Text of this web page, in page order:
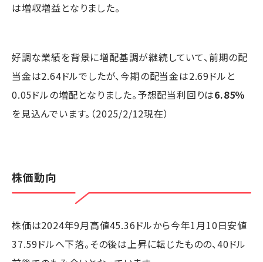
は増収増益となりました。
好調な業績を背景に増配基調が継続していて、前期の配
当金は2.64ドルでしたが、今期の配当金は2.69ドルと
0.05ドルの増配となりました。予想配当利回りは6.85％
を見込んでいます。（2025/2/12現在）
株価動向
株価は2024年9月高値45.36ドルから今年1月10日安値
37.59ドルへ下落。その後は上昇に転じたものの、40ドル